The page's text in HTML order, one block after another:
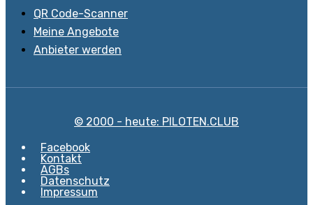
QR Code-Scanner
Meine Angebote
Anbieter werden
© 2000 - heute: PILOTEN.CLUB
Facebook
Kontakt
AGBs
Datenschutz
Impressum